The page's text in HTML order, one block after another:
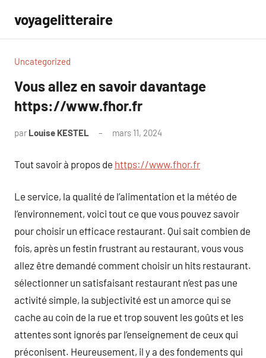
contenu
voyagelitteraire
Uncategorized
Vous allez en savoir davantage
https://www.fhor.fr
par Louise KESTEL mars 11, 2024
Tout savoir à propos de https://www.fhor.fr
Le service, la qualité de l’alimentation et la météo de
l’environnement, voici tout ce que vous pouvez savoir
pour choisir un efficace restaurant. Qui sait combien de
fois, après un festin frustrant au restaurant, vous vous
allez être demandé comment choisir un hits restaurant.
sélectionner un satisfaisant restaurant n’est pas une
activité simple, la subjectivité est un amorce qui se
cache au coin de la rue et trop souvent les goûts et les
attentes sont ignorés par l’enseignement de ceux qui
préconisent. Heureusement, il y a des fondements qui